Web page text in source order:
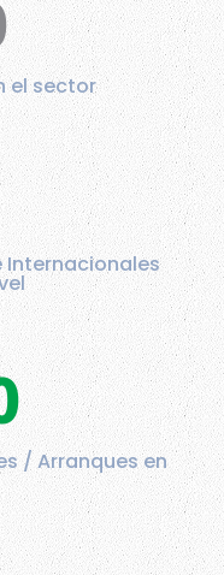
el sector
Internacionales
/ Arranques en